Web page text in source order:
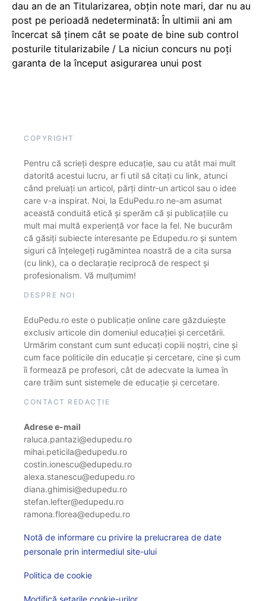
dau an de an Titularizarea, obțin note mari, dar nu au
post pe perioadă nedeterminată: În ultimii ani am
încercat să ținem cât se poate de bine sub control
posturile titularizabile / La niciun concurs nu poți
garanta de la început asigurarea unui post
COPYRIGHT
Pentru că scrieți despre educație, sau cu atât mai mult
datorită acestui lucru, ar fi util să citați cu link, atunci
când preluați un articol, părți dintr-un articol sau o idee
care v-a inspirat. Noi, la EduPedu.ro ne-am asumat
această conduită etică și sperăm că și publicațiile cu
mult mai multă experiență vor face la fel. Ne bucurăm
că găsiți subiecte interesante pe Edupedu.ro și suntem
siguri că înțelegeți rugămintea noastră de a cita sursa
(cu link), ca o declarație reciprocă de respect și
profesionalism. Vă mulțumim!
DESPRE NOI
EduPedu.ro este o publicație online care găzduiește
exclusiv articole din domeniul educației și cercetării.
Urmărim constant cum sunt educați copiii noștri, cine și
cum face politicile din educație și cercetare, cine și cum
îi formează pe profesori, cât de adecvate la lumea în
care trăim sunt sistemele de educație și cercetare.
CONTACT REDACȚIE
Adrese e-mail
raluca.pantazi@edupedu.ro
mihai.peticila@edupedu.ro
costin.ionescu@edupedu.ro
alexa.stanescu@edupedu.ro
diana.ghimisi@edupedu.ro
stefan.lefter@edupedu.ro
ramona.florea@edupedu.ro
Notă de informare cu privire la prelucrarea de date
personale prin intermediul site-ului
Politica de cookie